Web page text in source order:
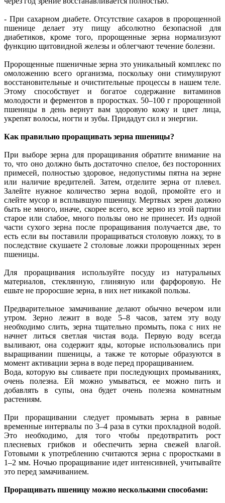
- При сахарном диабете. Отсутствие сахаров в пророщенной
пшенице делает эту пищу абсолютно безопасной для
диабетиков, кроме того, пророщенные зерна нормализуют
функцию щитовидной железы и облегчают течение болезни.
Пророщенные пшеничные зерна это уникальный комплекс по
омоложению всего организма, поскольку они стимулируют
восстановительные и очистительные процессы в нашем теле.
Этому способствует и богатое содержание витаминов
молодости и ферментов в проростках. 50–100 г пророщенной
пшеницы в день вернут вам здоровую кожу и цвет лица,
укрепят волосы, ногти и зубы. Придадут сил и энергии.
Как правильно проращивать зерна пшеницы?
При выборе зерна для проращивания обратите внимание на
то, что оно должно быть достаточно спелое, без посторонних
примесей, полностью здоровое, недопустимы пятна на зерне
или наличие вредителей. Затем, отделите зерна от плевел.
Залейте нужное количество зерна водой, промойте его и
слейте мусор и всплывшую пшеницу. Мертвых зерен должно
быть не много, иначе, скорее всего, все зерно из этой партии
старое или слабое, много пользы оно не принесет. Из одной
части сухого зерна после проращивания получается две, то
есть если вы поставили проращиваться столовую ложку, то в
последствие скушаете 2 столовые ложки пророщенных зерен
пшеницы.
Для проращивания используйте посуду из натуральных
материалов, стеклянную, глиняную или фарфоровую. Не
ешьте не проросшие зерна, в них нет никакой пользы.
Предварительное замачивание делают обычно вечером или
утром. Зерно лежит в воде 5–8 часов, затем эту воду
необходимо слить, зерна тщательно промыть, пока с них не
начнет литься светлая чистая вода. Первую воду всегда
выливают, она содержит яды, которые использовались при
выращивании пшеницы, а также те которые образуются в
момент активации зерна в воде перед проращиванием.
Вода, которую вы сливаете при последующих промываниях,
очень полезна. Ей можно умываться, ее можно пить и
добавлять в супы, она будет очень полезна комнатным
растениям.
При проращивании следует промывать зерна в равные
временные интервалы по 3–4 раза в сутки прохладной водой.
Это необходимо, для того чтобы предотвратить рост
плесневых грибков и обеспечить зерна свежей влагой.
Готовыми к употреблению считаются зерна с проростками в
1–2 мм. Ночью проращивание идет интенсивней, учитывайте
это перед замачиванием.
Проращивать пшеницу можно несколькими способами: